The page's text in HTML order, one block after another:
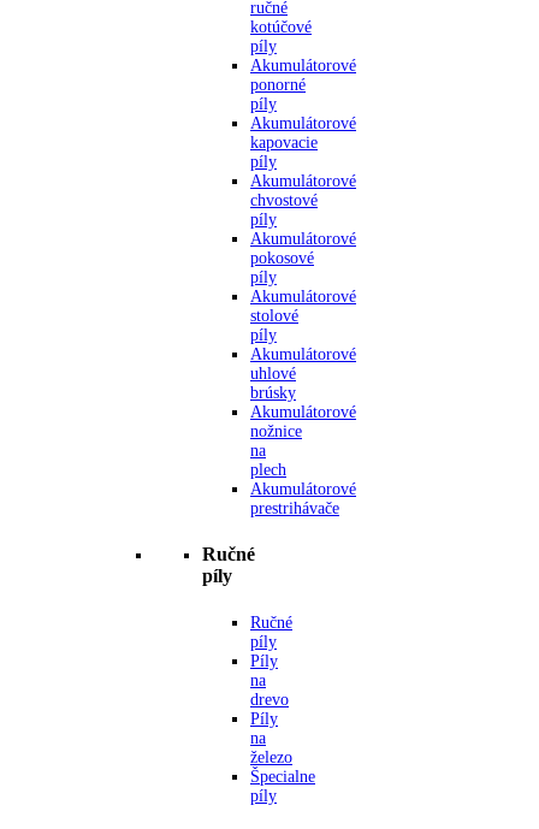
ručné
kotúčové
píly
Akumulátorové
ponorné
píly
Akumulátorové
kapovacie
píly
Akumulátorové
chvostové
píly
Akumulátorové
pokosové
píly
Akumulátorové
stolové
píly
Akumulátorové
uhlové
brúsky
Akumulátorové
nožnice
na
plech
Akumulátorové
prestrihávače
Ručné
píly
Ručné
píly
Píly
na
drevo
Píly
na
železo
Špecialne
píly